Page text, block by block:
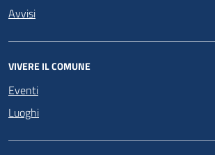
Avvisi
VIVERE IL COMUNE
Eventi
Luoghi